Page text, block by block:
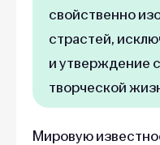
свойственно
страстей,
и утверждение
творческой
Мировую